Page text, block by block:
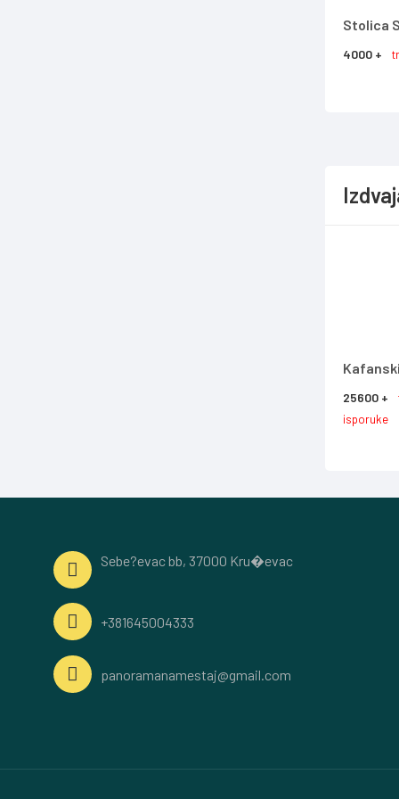
Stolica
4000 +
25600 +
isporuke
Sebe?evac bb, 37000 Kru�evac
+381645004333
panoramanamestaj@gmail.com